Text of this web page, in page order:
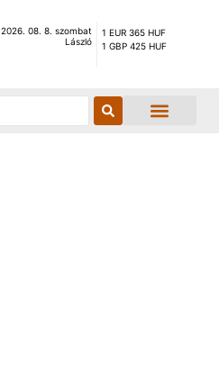
2026. 08. 8. szombat
László
1 EUR 365 HUF
1 GBP 425 HUF